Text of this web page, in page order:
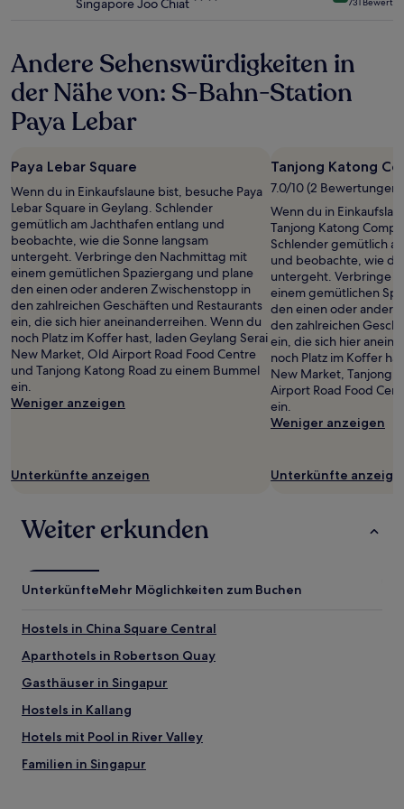
Singapore Joo Chiat
Andere Sehenswürdigkeiten in
der Nähe von: S-Bahn-Station
Paya Lebar
Paya Lebar Square
Wenn du in Einkaufslaune bist, besuche Paya
Lebar Square in Geylang. Schlender
gemütlich am Jachthafen entlang und
beobachte, wie die Sonne langsam
untergeht. Verbringe den Nachmittag mit
einem gemütlichen Spaziergang und plane
den einen oder anderen Zwischenstopp in
den zahlreichen Geschäften und Restaurants
ein, die sich hier aneinanderreihen. Wenn du
noch Platz im Koffer hast, laden Geylang Serai
New Market, Old Airport Road Food Centre
und Tanjong Katong Road zu einem Bummel
ein.
Weniger anzeigen
Unterkünfte anzeigen
Tanjong Katong
7.0/10 (2 Bewertungen)
Wenn du in
Tanjong Katong
Schlender gemütlich
und beobachte, wie
untergeht. Verbringe
einem gemütlichen
den einen oder
den zahlreichen
ein, die sich hier
noch Platz im Koffer
New Market, Tanjong
Airport Road Food
ein.
Weniger anzeigen
Unterkünfte
Weiter erkunden
UnterkünfteMehr Möglichkeiten zum Buchen
Hostels in China Square Central
Aparthotels in Robertson Quay
Gasthäuser in Singapur
Hostels in Kallang
Hotels mit Pool in River Valley
Familien in Singapur